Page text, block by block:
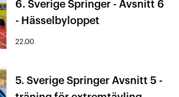
6. Sverige Springer - Avsnitt 6
- Hässelbyloppet
22.00
5. Sverige Springer Avsnitt 5 -